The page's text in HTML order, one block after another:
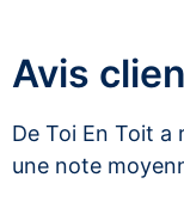
Avis
De Toi En Toit a
une note